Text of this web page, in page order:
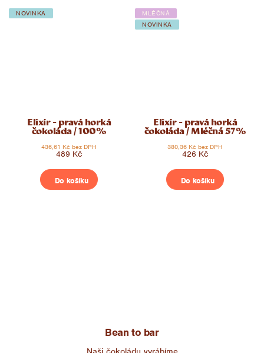
Bean to bar
NOVINKA
Elixír - pravá horká
čokoláda / 100%
436,61 Kč bez DPH
489 Kč
Do košíku
MLÉČNÁ
NOVINKA
Elixír - pravá horká
čokoláda / Mléčná 57%
380,36 Kč bez DPH
426 Kč
Do košíku